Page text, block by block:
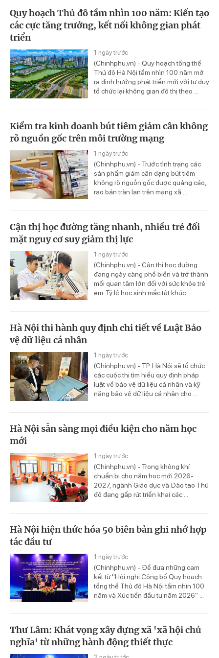
Quy hoạch Thủ đô tầm nhìn 100 năm: Kiến tạo
các cực tăng trưởng, kết nối không gian phát
triển
1 ngày trước
(Chinhphu.vn) - Quy hoạch tổng thể
Thủ đô Hà Nội tầm nhìn 100 năm mở
ra định hướng phát triển mới với tư duy
tổ chức lại không gian đô thị theo ...
Kiểm tra kinh doanh bút tiêm giảm cân không
rõ nguồn gốc trên môi trường mạng
1 ngày trước
(Chinhphu.vn) - Trước tình trạng các
sản phẩm giảm cân dạng bút tiêm
không rõ nguồn gốc được quảng cáo,
rao bán tràn lan trên mạng xã ...
Cận thị học đường tăng nhanh, nhiều trẻ đối
mặt nguy cơ suy giảm thị lực
1 ngày trước
(Chinhphu.vn) - Cận thị học đường
đang ngày càng phổ biến và trở thành
mối quan tâm lớn đối với sức khỏe trẻ
em. Tỷ lệ học sinh mắc tật khúc ...
Hà Nội thi hành quy định chi tiết về Luật Bảo
vệ dữ liệu cá nhân
1 ngày trước
(Chinhphu.vn) - TP. Hà Nội sẽ tổ chức
các cuộc thi tìm hiểu quy định pháp
luật về bảo vệ dữ liệu cá nhân và kỹ
năng bảo vệ dữ liệu cá nhân cho ...
Hà Nội sẵn sàng mọi điều kiện cho năm học
mới
1 ngày trước
(Chinhphu.vn) - Trong không khí
chuẩn bị cho năm học mới 2026-
2027, ngành Giáo dục và Đào tạo Thủ
đô đang gấp rút triển khai các ...
Hà Nội hiện thức hóa 50 biên bản ghi nhớ hợp
tác đầu tư
1 ngày trước
(Chinhphu.vn) - Để đưa những cam
kết từ "Hội nghị Công bố Quy hoạch
tổng thể Thủ đô Hà Nội tầm nhìn 100
năm và Xúc tiến đầu tư năm 2026" ...
Thư Lâm: Khát vọng xây dựng xã 'xã hội chủ
nghĩa' từ những hành động thiết thực